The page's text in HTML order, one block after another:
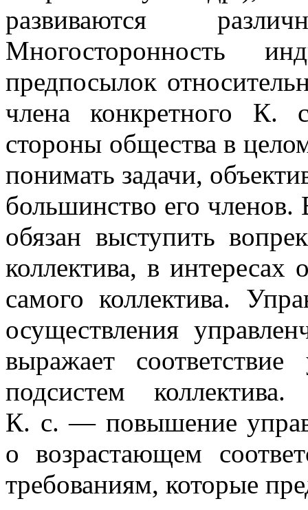
развиваются
Многосторонность
предпосылок
члена конкретного К.
стороны общества в
понимать задачи,
большинство его
обязан выступить
коллектива, в
самого коллектива.
осуществления
выражает
подсистем
К. с. — повышение
о возрастающем
требованиям, которые